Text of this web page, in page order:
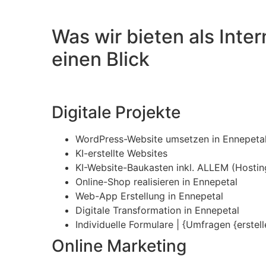
Was wir bieten als
einen Blick
Digitale Projekte
WordPress-Website umsetzen in
KI-erstellte Websites
KI-Website-Baukasten inkl. ALLEM
Online-Shop realisieren in Ennepetal
Web-App Erstellung in Ennepetal
Digitale Transformation in Ennepetal
Individuelle Formulare | {Umfragen
Online Marketing